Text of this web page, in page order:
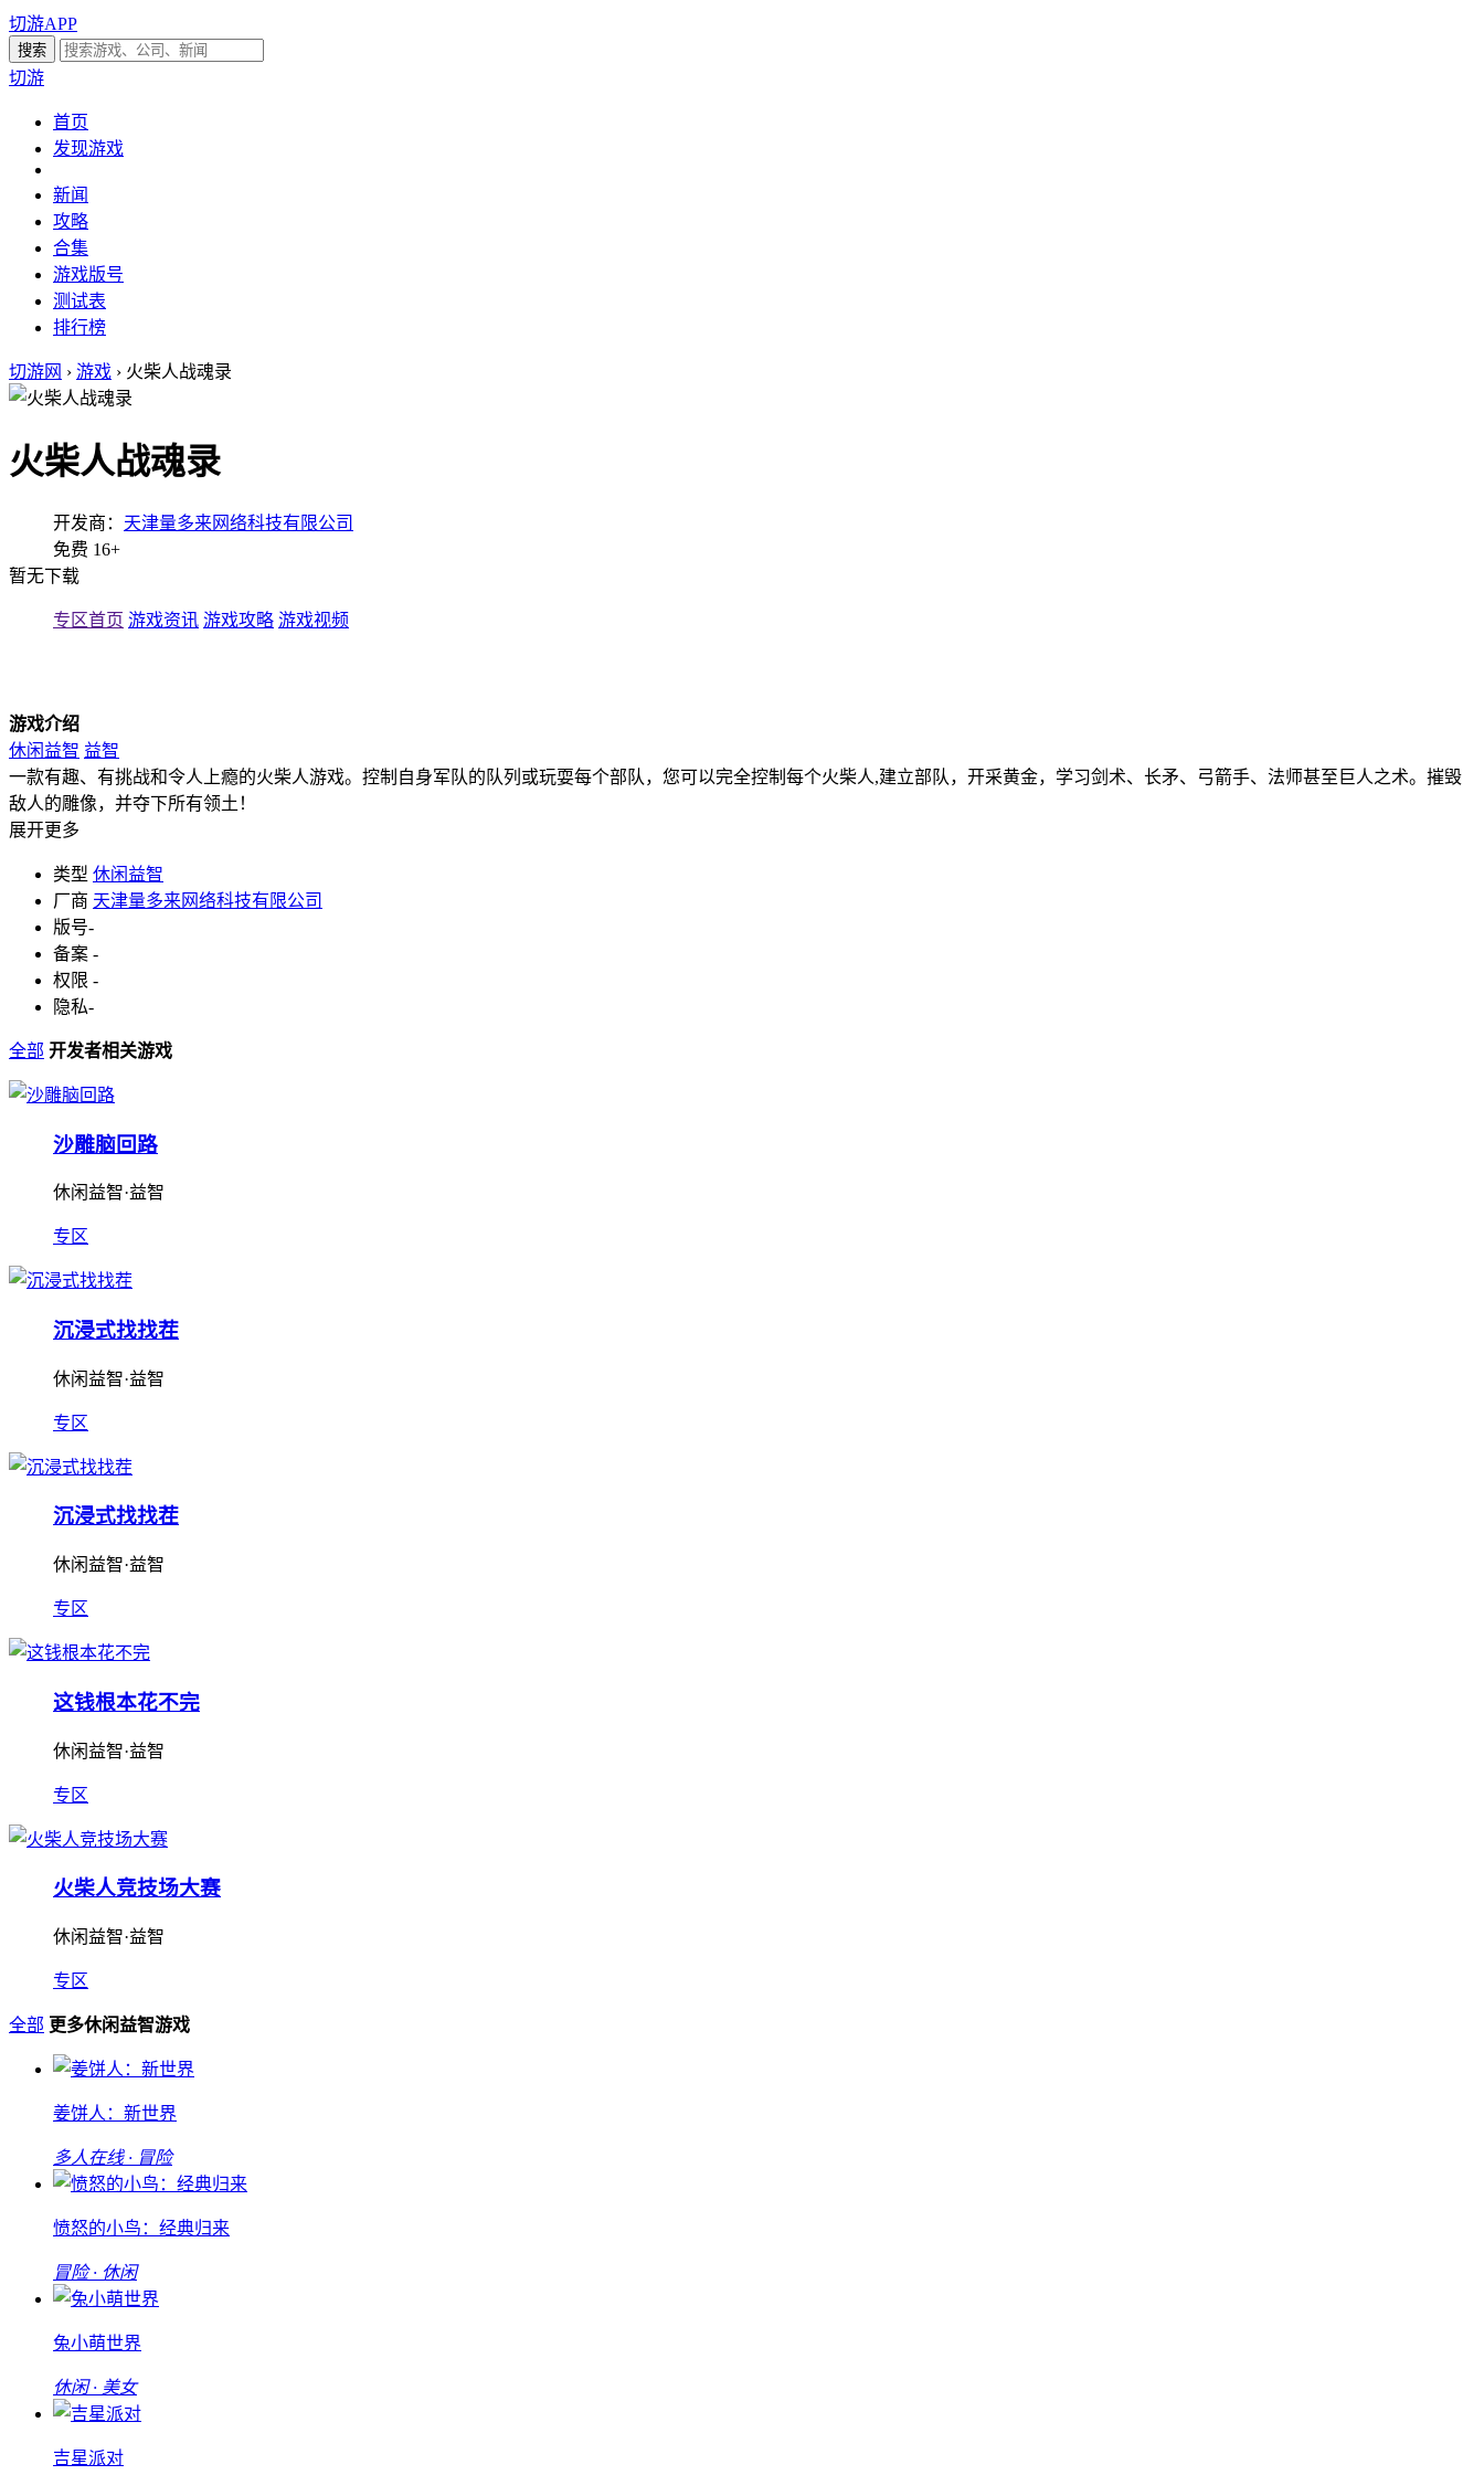
切游APP
切游
首页
发现游戏
新闻
攻略
合集
游戏版号
测试表
排行榜
切游网 › 游戏 › 火柴人战魂录
火柴人战魂录
开发商： 天津量多来网络科技有限公司
免费 16+
暂无下载
专区首页 游戏资讯 游戏攻略 游戏视频
游戏介绍
休闲益智 益智
一款有趣、有挑战和令人上瘾的火柴人游戏。控制自身军队的队列或玩耍每个部队，您可以完全控制每个火柴人,建立部队，开采黄金，学习剑术、长矛、弓箭手、法师甚至巨人之术。摧毁
敌人的雕像，并夺下所有领土！
展开更多
类型 休闲益智
厂商 天津量多来网络科技有限公司
版号-
备案 -
权限 -
隐私-
全部 开发者相关游戏
沙雕脑回路
休闲益智·益智
专区
沉浸式找找茬
休闲益智·益智
专区
沉浸式找找茬
休闲益智·益智
专区
这钱根本花不完
休闲益智·益智
专区
火柴人竞技场大赛
休闲益智·益智
专区
全部 更多休闲益智游戏
姜饼人：新世界
多人在线 · 冒险
愤怒的小鸟：经典归来
冒险 · 休闲
兔小萌世界
休闲 · 美女
吉星派对